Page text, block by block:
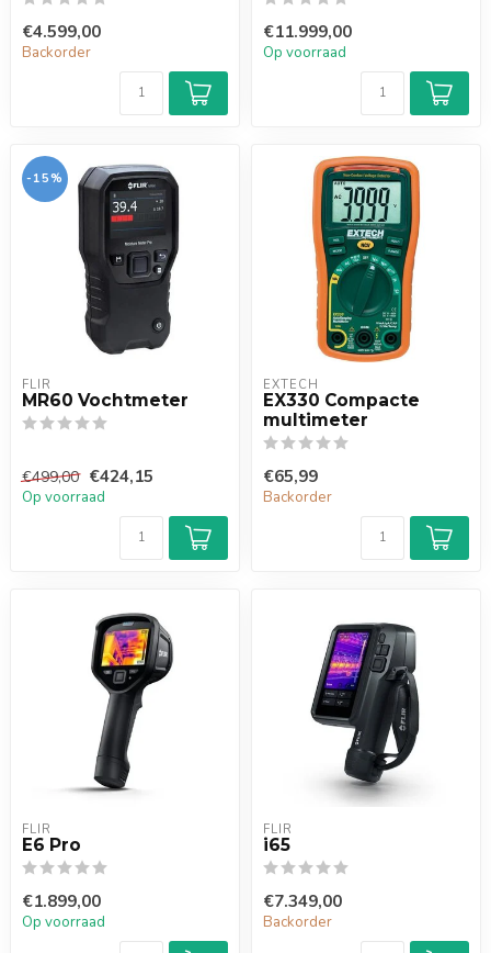
€4.599,00
Backorder
€11.999,00
Op voorraad
-15%
FLIR
MR60 Vochtmeter
€499,00 €424,15
Op voorraad
EXTECH
EX330 Compacte
multimeter
€65,99
Backorder
FLIR
E6 Pro
€1.899,00
Op voorraad
FLIR
i65
€7.349,00
Backorder